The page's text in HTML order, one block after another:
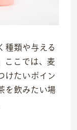
種類や与える
ここでは、麦
けたいポイン
を飲みたい場